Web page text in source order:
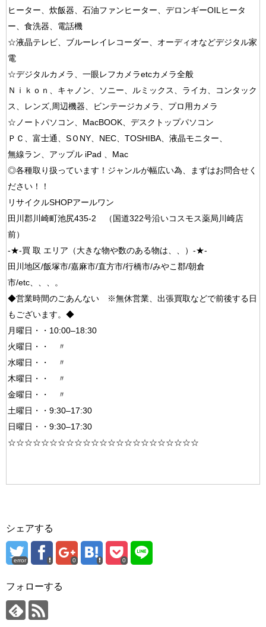
ヒーター、炊飯器、石油ファンヒーター、デロンギーOILヒータ
ー、食洗器、電話機
☆液晶テレビ、ブルーレイレコーダー、オーディオなどデジタル家
電
☆デジタルカメラ、一眼レフカメラetcカメラ全般
Ｎｉｋｏｎ、キャノン、ソニー、ルミックス、ライカ、コンタック
ス、レンズ,周辺機器、ビンテージカメラ、プロ用カメラ
☆ノートパソコン、MacBOOK、デスクトップパソコン
ＰＣ、富士通、SＯNY、NEC、TOSHIBA、液晶モニター、
無線ラン、アップル iPad 、Mac
◎各種取り扱っています！ジャンルが幅広い為、まずはお問合せく
ださい！！
リサイクルSHOPアールワン
田川郡川崎町池尻435-2 （国道322号沿いコスモス薬局川崎店
前）
-★-買 取 エリア（大きな物や数のある物は、、）-★-
田川地区/飯塚市/嘉麻市/直方市/行橋市/みやこ郡/朝倉
市/etc、、、。
◆営業時間のごあんない ※無休営業、出張買取などで前後する日
もございます。◆
月曜日・・10:00–18:30
火曜日・・ 〃
水曜日・・ 〃
木曜日・・ 〃
金曜日・・ 〃
土曜日・・9:30–17:30
日曜日・・9:30–17:30
☆☆☆☆☆☆☆☆☆☆☆☆☆☆☆☆☆☆☆☆☆☆☆
シェアする
error 0 0
フォローする